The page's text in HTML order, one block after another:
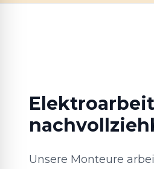
Unsere Monteure